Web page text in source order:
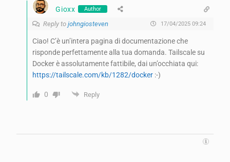
Gioxx Author
Reply tojohngiosteven 17/04/2025 09:24
Ciao! C’è un’intera pagina di documentazione che
risponde perfettamente alla tua domanda. Tailscale su
Docker è assolutamente fattibile, dai un’occhiata qui:
https://tailscale.com/kb/1282/docker :-)
0 Reply